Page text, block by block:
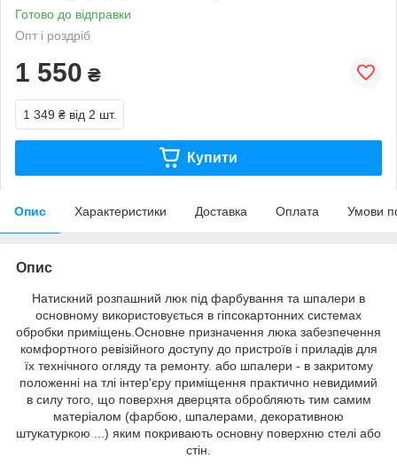
Готово до відправки
Опт і роздріб
1 550 ₴
1 349 ₴ від 2 шт.
Купити
Опис Характеристики Доставка Оплата Умови
Опис
Натискний розпашний люк під фарбування та шпалери в
основному використовується в гіпсокартонних системах
обробки приміщень.Основне призначення люка забезпечення
комфортного ревізійного доступу до пристроїв і приладів для
їх технічного огляду та ремонту. або шпалери - в закритому
положенні на тлі інтер'єру приміщення практично невидимий
в силу того, що поверхня дверцята обробляють тим самим
матеріалом (фарбою, шпалерами, декоративною
штукатуркою ...) яким покривають основну поверхню стелі або
стін.